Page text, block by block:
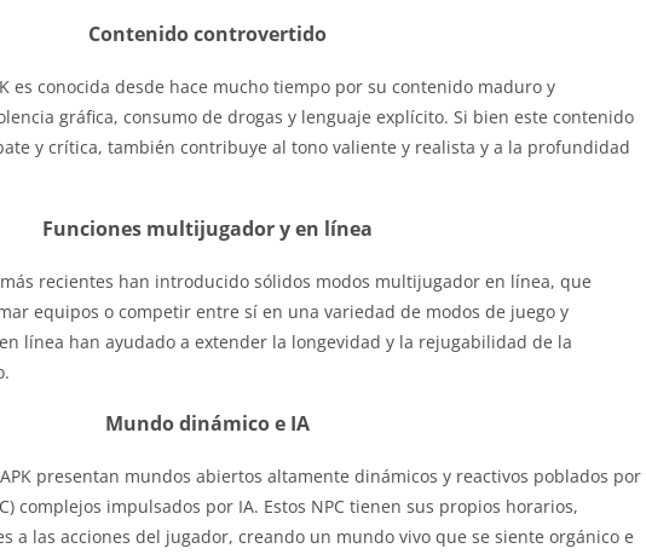
Contenido controvertido
es conocida desde hace mucho tiempo por su contenido maduro y
gráfica, consumo de drogas y lenguaje explícito. Si bien este contenido
y crítica, también contribuye al tono valiente y realista y a la profundidad
Funciones multijugador y en línea
recientes han introducido sólidos modos multijugador en línea, que
equipos o competir entre sí en una variedad de modos de juego y
línea han ayudado a extender la longevidad y la rejugabilidad de la
Mundo dinámico e IA
presentan mundos abiertos altamente dinámicos y reactivos poblados por
complejos impulsados ​​por IA. Estos NPC tienen sus propios horarios,
a las acciones del jugador, creando un mundo vivo que se siente orgánico e